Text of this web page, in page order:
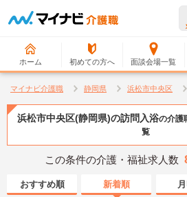
ホーム 初めての方へ 面談会場一覧
マイナビ介護職 静岡県 浜松市中央区
浜松市中央区(静岡県)の訪問入浴の介護
覧
この条件の介護・福祉求人数
おすすめ順 新着順